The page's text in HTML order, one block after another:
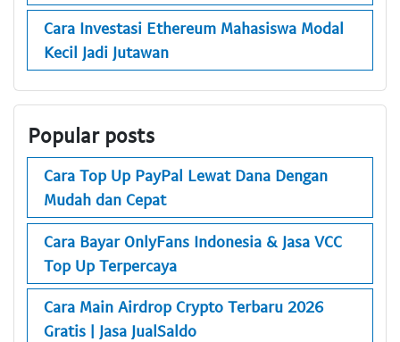
Cara Investasi Ethereum Mahasiswa Modal
Kecil Jadi Jutawan
Popular posts
Cara Top Up PayPal Lewat Dana Dengan
Mudah dan Cepat
Cara Bayar OnlyFans Indonesia & Jasa VCC
Top Up Terpercaya
Cara Main Airdrop Crypto Terbaru 2026
Gratis | Jasa JualSaldo